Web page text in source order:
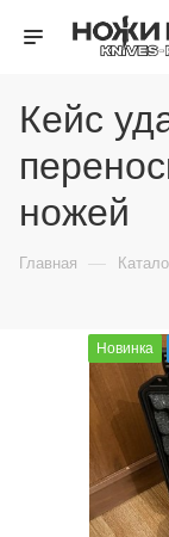
Кейс
ножей
Главная —
Новинка